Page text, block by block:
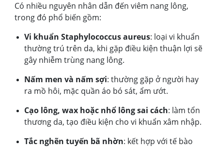
Có nhiều nguyên nhân dẫn đến viêm nang lông,
trong đó phổ biến gồm:
Vi khuẩn Staphylococcus aureus: loại vi khuẩn
thường trú trên da, khi gặp điều kiện thuận lợi sẽ
gây nhiễm trùng nang lông.
Nấm men và nấm sợi: thường gặp ở người hay
ra mồ hôi, mặc quần áo bó sát, ẩm ướt.
Cạo lông, wax hoặc nhổ lông sai cách: làm tổn
thương da, tạo điều kiện cho vi khuẩn xâm nhập.
Tắc nghẽn tuyến bã nhờn: kết hợp với tế bào